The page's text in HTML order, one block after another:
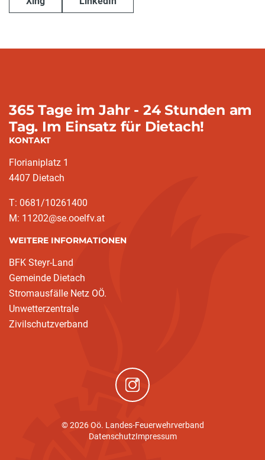
365 Tage im Jahr - 24 Stunden am
Tag. Im Einsatz für Dietach!
KONTAKT
Florianiplatz 1
4407 Dietach
T: 0681/10261400
M: 11202@se.ooelfv.at
WEITERE INFORMATIONEN
BFK Steyr-Land
Gemeinde Dietach
Stromausfälle Netz OÖ.
Unwetterzentrale
Zivilschutzverband
(neues Fenster)
© 2026 Oö. Landes-Feuerwehrverband
DatenschutzImpressum